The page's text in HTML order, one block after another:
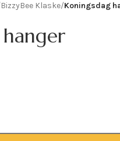
BizzyBee Klaske/Koningsdag